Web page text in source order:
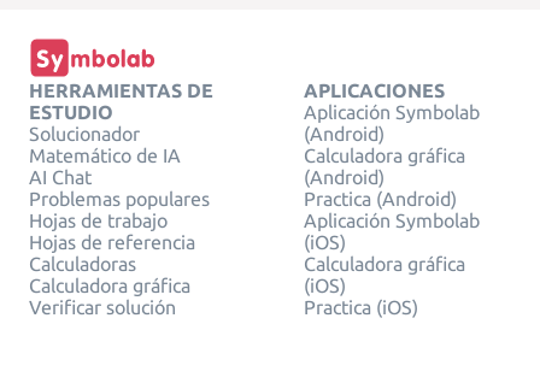
HERRAMIENTAS DE
ESTUDIO
Solucionador
Matemático de IA
AI Chat
Problemas populares
Hojas de trabajo
Hojas de referencia
Calculadoras
Calculadora gráfica
Verificar solución
APLICACIONES
Aplicación Symbolab
(Android)
Calculadora gráfica
(Android)
Practica (Android)
Aplicación Symbolab
(iOS)
Calculadora gráfica
(iOS)
Practica (iOS)